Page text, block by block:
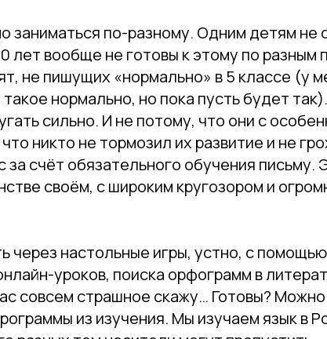
заниматься по-разному. Одним детям не
лет вообще не готовы к этому по разным
не пишущих «нормально» в 5 классе (у
нормально, но пока пусть будет
сильно. И не потому, что они с
никто не тормозил их развитие и не
за счёт обязательного обучения письму.
своём, с широким кругозором и
через настольные игры, устно, с помощью
уроков, поиска орфограмм в
совсем страшное скажу… Готовы? Можно
из изучения. Мы изучаем язык в